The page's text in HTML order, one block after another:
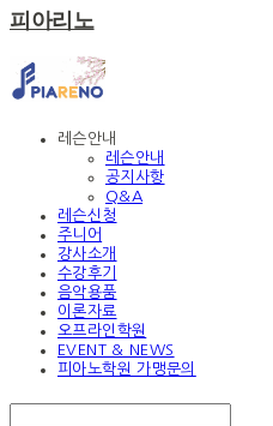
피아리노
레슨안내
레슨안내
공지사항
Q&A
레슨신청
주니어
강사소개
수강후기
음악용품
이론자료
오프라인학원
EVENT & NEWS
피아노학원 가맹문의